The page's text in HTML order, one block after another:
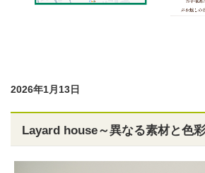
2026年1月13日
Layard house～異なる素材と色